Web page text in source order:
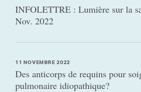
INFOLETTRE : Lumière sur la
Nov. 2022
11 NOVEMBRE 2022
Des anticorps de requins pour
pulmonaire idiopathique?